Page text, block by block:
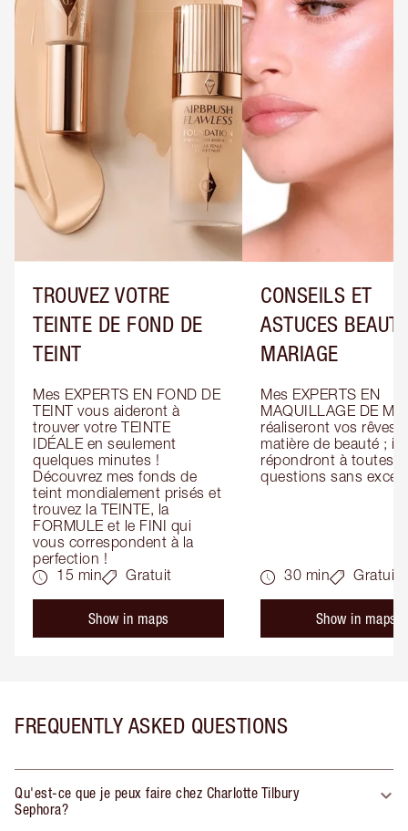
TROUVEZ VOTRE
TEINTE DE FOND DE
TEINT
Mes EXPERTS EN FOND DE
TEINT vous aideront à
trouver votre TEINTE
IDÉALE en seulement
quelques minutes !
Découvrez mes fonds de
teint mondialement prisés et
trouvez la TEINTE, la
FORMULE et le FINI qui
vous correspondent à la
perfection !
15 min
Gratuit
Show in maps
CONSEILS ET
ASTUCES
MARIAGE
Mes EXPERTS EN
MAQUILLAGE DE
réaliseront vos rêves
matière de beauté ; ils
répondront à toutes
questions sans
30 min Gratuit
Show in maps
FREQUENTLY ASKED QUESTIONS
Qu'est-ce que je peux faire chez Charlotte Tilbury
Sephora?